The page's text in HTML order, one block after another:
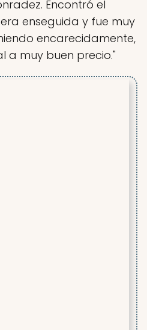
Encontró el
enseguida y fue muy
encarecidamente,
a muy buen precio."